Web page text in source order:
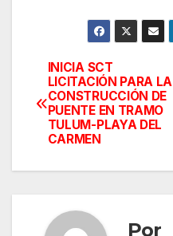
Navegación
de
entradas
INICIA SCT
LICITACIÓN PARA LA
CONSTRUCCIÓN DE
PUENTE EN TRAMO
TULUM-PLAYA DEL
CARMEN
Por